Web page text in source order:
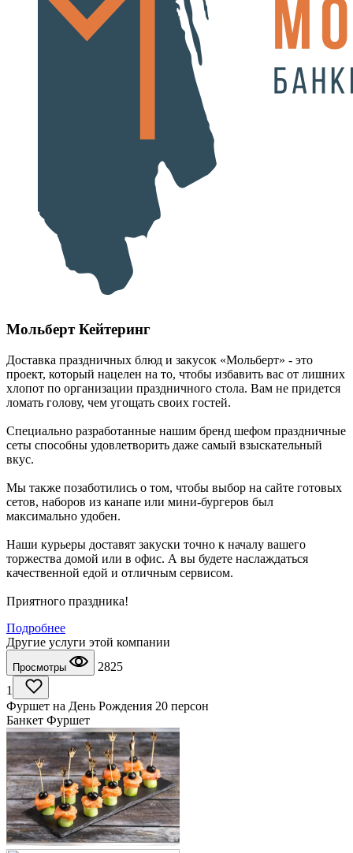
Мольберт Кейтеринг
Доставка праздничных блюд и закусок «Мольберт» - это
проект, который нацелен на то, чтобы избавить вас от лишних
хлопот по организации праздничного стола. Вам не придется
ломать голову, чем угощать своих гостей.
Специально разработанные нашим бренд шефом праздничные
сеты способны удовлетворить даже самый взыскательный
вкус.
Мы также позаботились о том, чтобы выбор на сайте готовых
сетов, наборов из канапе или мини-бургеров был
максимально удобен.
Наши курьеры доставят закуски точно к началу вашего
торжества домой или в офис. А вы будете наслаждаться
качественной едой и отличным сервисом.
Приятного праздника!
Подробнее
Другие услуги этой компании
Просмотры
2825
1
Фуршет на День Рождения 20 персон
Банкет Фуршет